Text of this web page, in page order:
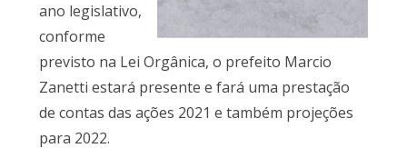
ano legislativo,
conforme
previsto na Lei Orgânica, o prefeito Marcio
Zanetti estará presente e fará uma prestação
de contas das ações 2021 e também projeções
para 2022.